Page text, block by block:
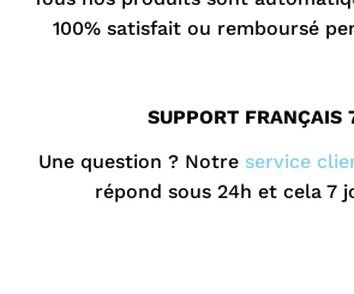
100% satisfait ou remboursé
SUPPORT FRANÇAIS
Une question ? Notre service
répond sous 24h et cela 7